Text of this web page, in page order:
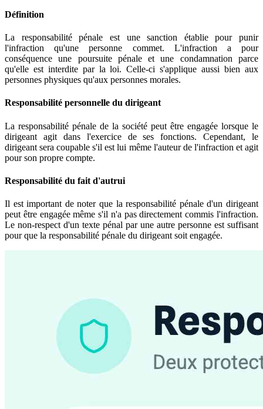
Définition
La responsabilité pénale est une sanction établie pour punir
l'infraction qu'une personne commet. L'infraction a pour
conséquence une poursuite pénale et une condamnation parce
qu'elle est interdite par la loi. Celle-ci s'applique aussi bien aux
personnes physiques qu'aux personnes morales.
Responsabilité personnelle du dirigeant
La responsabilité pénale de la société peut être engagée lorsque le
dirigeant agit dans l'exercice de ses fonctions. Cependant, le
dirigeant sera coupable s'il est lui même l'auteur de l'infraction et agit
pour son propre compte.
Responsabilité du fait d'autrui
Il est important de noter que la responsabilité pénale d'un dirigeant
peut être engagée même s'il n'a pas directement commis l'infraction.
Le non-respect d'un texte pénal par une autre personne est suffisant
pour que la responsabilité pénale du dirigeant soit engagée.